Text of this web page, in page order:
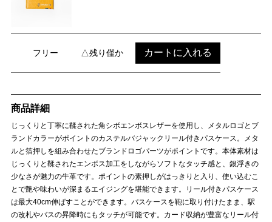
フリー △残り僅か カートに入れる
商品詳細
じっくりと丁寧に鞣された角シボエンボスレザーを使用し、メタルロゴとブ
ランドカラーがポイントのカステルバジャックリール付きパスケース。メタ
ルと箔押しを組み合わせたブランドロゴパーツがポイントです。本体素材は
じっくりと鞣されたエンボス加工をしながらソフトなタッチ感と、銀浮きの
少なさが魅力の牛革です。ポイントの素押しがはっきりと入り、使い込むこ
とで艶や味わいが深まるエイジングを堪能できます。リール付きパスケース
は最大40cm伸ばすことができます。パスケースを鞄に取り付けたまま、駅
の改札やバスの昇降時にもタッチが可能です。カード収納が豊富なリール付